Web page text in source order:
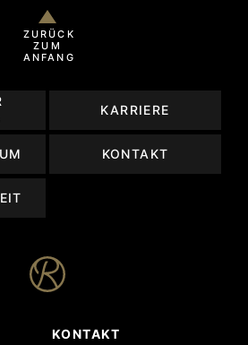
ZURÜCK
ZUM
ANFANG
KARRIERE
KONTAKT
KONTAKT